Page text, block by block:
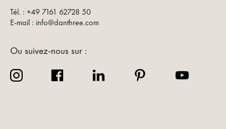
Tél. : +49 7161 62728 50
E-mail : info@danthree.com
Ou suivez-nous sur :